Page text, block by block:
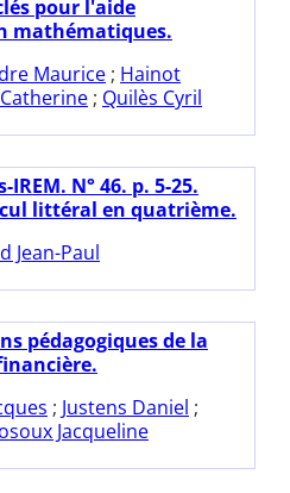
pour l'aide
mathématiques.
Maurice ; Hainot
; Quilès Cyril
IREM. N° 46. p. 5-25.
littéral en quatrième.
Jean-Paul
pédagogiques de la
; Justens Daniel ;
Jacqueline